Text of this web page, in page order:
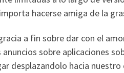
hacerse amiga de la
a fin sobre dar con el
sobre aplicaciones
desplazandolo hacia